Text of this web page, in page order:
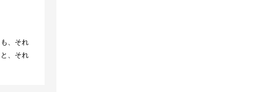
、それ
、それ